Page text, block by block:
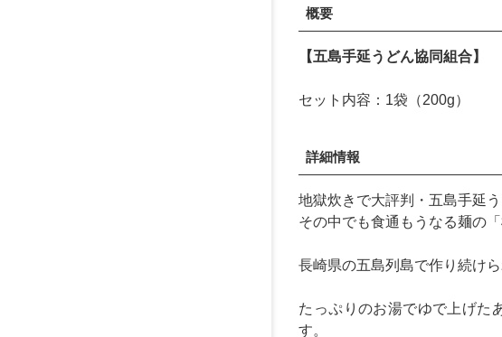
概要
【五島手延うどん協同組合】
セット内容：1袋（200g）
詳細情報
地獄炊きで大評判・五島手延う
その中でも食通もうなる麺の「
長崎県の五島列島で作り続け
たっぷりのお湯でゆで上げた
す。